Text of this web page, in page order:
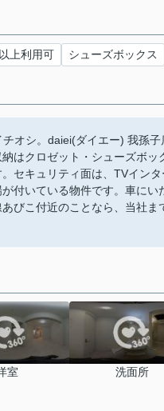
上利用可 シューズボックス
オシ。daiei(ダイエー) 我孫
はクロゼット・シューズボッ
セキュリティ面は、TVイン
付いている物件です。車に
びこ付近のことなら、当社ま
室 洗面所